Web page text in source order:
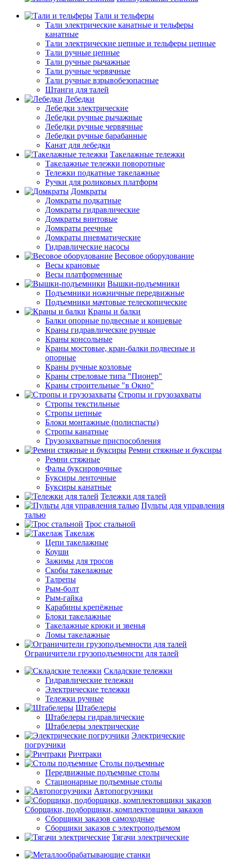
Тали и тельферы
Тали электрические канатные и тельферы
канатные
Тали электрические цепные и тельферы цепные
Тали ручные цепные
Тали ручные рычажные
Тали ручные червячные
Тали ручные взрывобезопасные
Штанги для талей
Лебедки
Лебедки электрические
Лебедки ручные рычажные
Лебедки ручные червячные
Лебедки ручные барабанные
Канат для лебедки
Такелажные тележки
Такелажные тележки поворотные
Тележки подкатные такелажные
Ручки для роликовых платформ
Домкраты
Домкраты подкатные
Домкраты гидравлические
Домкраты винтовые
Домкраты реечные
Домкраты пневматические
Гидравлические насосы
Весовое оборудование
Весы крановые
Весы платформенные
Вышки-подъемники
Подъемники ножничные передвижные
Подъемники мачтовые телескопические
Краны и балки
Балки опорные подвесные и концевые
Краны гидравлические ручные
Краны консольные
Краны мостовые, кран-балки подвесные и
опорные
Краны ручные козловые
Краны стреловые типа "Пионер"
Краны строительные "в Окно"
Стропы и грузозахваты
Стропы текстильные
Стропы цепные
Блоки монтажные (полиспасты)
Стропы канатные
Грузозахватные приспособления
Ремни стяжные и буксиры
Ремни стяжные
Фалы буксировочные
Буксиры ленточные
Буксиры канатные
Тележки для талей
Пульты для управления
талью
Трос стальной
Такелаж
Цепи такелажные
Коуши
Зажимы для тросов
Скобы такелажные
Талрепы
Рым-болт
Рым-гайка
Карабины крепёжные
Блоки такелажные
Такелажные крюки и звенья
Ломы такелажные
Ограничители грузоподъемности для талей
Складские тележки
Гидравлические тележки
Электрические тележки
Тележки ручные
Штабелеры
Штабелеры гидравлические
Штабелеры электрические
Электрические
погрузчики
Ричтраки
Столы подъемные
Передвижные подъемные столы
Стационарные подъемные столы
Автопогрузчики
Сборщики, подборщики, комплектовщики заказов
Сборщики заказов самоходные
Сборщики заказов с электроподъемом
Тягачи электрические